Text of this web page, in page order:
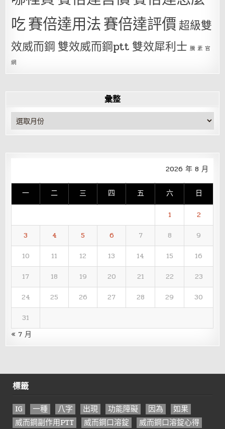
吃賽倍達用法賽倍達評價超級雙
效威而鋼 雙效威而鋼ptt 雙效犀利士 騰 素 官
網
彙整
彙
整
2026 年 8 月
一 二 三 四 五 六 日
1
2
3
4 5 6 7 8
9
10
11 12 13 14 15
16
17
18 19 20 21 22
23
24
25 26 27 28 29
30
31
« 7 月
標籤
IG 一種 八字 出現 功能障礙 因為
如果
威而鋼副作用PTT
威而鋼口溶錠
威而鋼口溶錠心得